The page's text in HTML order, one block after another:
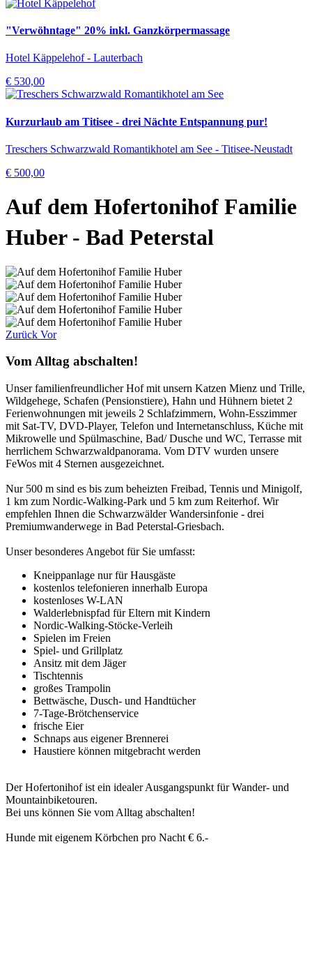
"Verwöhntage" 20% inkl. Ganzkörpermassage
Hotel Käppelehof - Lauterbach
€ 530,00
Kurzurlaub am Titisee - drei Nächte Entspannung pur!
Treschers Schwarzwald Romantikhotel am See - Titisee-Neustadt
€ 500,00
Auf dem Hofertonihof Familie
Huber - Bad Peterstal
Zurück Vor
Vom Alltag abschalten!
Unser familienfreundlicher Hof mit unsern Katzen Mienz und Trille,
Wildgehege, Schafen (Pensionstiere), Hahn und Hühnern bietet 2
Ferienwohnungen mit jeweils 2 Schlafzimmern, Wohn-Esszimmer
mit Sat-TV, DVD-Player, Telefon und Internetanschluss, Küche mit
Mikrowelle und Spülmaschine, Bad/ Dusche und WC, Terrasse mit
herrlichem Schwarzwaldpanorama. Vom DTV wurden unsere
FeWos mit 4 Sternen ausgezeichnet.
Nur 500 m sind es bis zum beheizten Freibad, Tennis und Minigolf,
1 km zum Nordic-Walking-Park und 5 km zum Reiterhof. Wir
empfehlen Ihnen die Schwarzwälder Wandersinfonie - drei
Premiumwanderwege in Bad Peterstal-Griesbach.
Unser besonderes Angebot für Sie umfasst:
Kneippanlage nur für Hausgäste
kostenlos telefonieren innerhalb Europa
kostenloses W-LAN
Walderlebnispfad für Eltern mit Kindern
Nordic-Walking-Stöcke-Verleih
Spielen im Freien
Spiel- und Grillplatz
Ansitz mit dem Jäger
Tischtennis
großes Trampolin
Bettwäsche, Dusch- und Handtücher
7-Tage-Brötchenservice
frische Eier
Schnaps aus eigener Brennerei
Haustiere können mitgebracht werden
Der Hofertonihof ist ein idealer Ausgangspunkt für Wander- und
Mountainbiketouren.
Bei uns können Sie vom Alltag abschalten!
Hunde mit eigenem Körbchen pro Nacht € 6.-